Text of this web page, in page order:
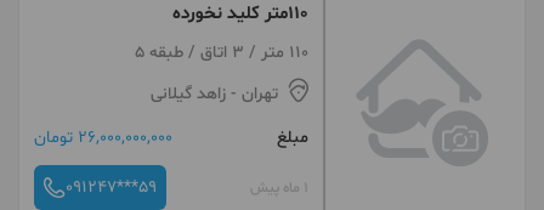
110متر کلید نخورده
110 متر / 3 اتاق / طبقه 5
تهران - زاهد گیلانی
مبلغ
26,000,000,000 تومان
1 ماه پیش 091247***59